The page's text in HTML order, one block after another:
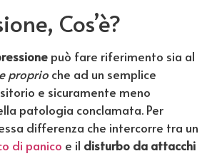
Cos’è?
può fare riferimento sia al
proprio che ad un semplice
e sicuramente meno
patologia conclamata. Per
differenza che intercorre tra un
di panico e il disturbo da attacchi